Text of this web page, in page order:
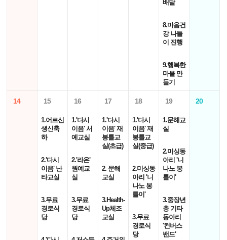
배달
8.마음건
강 나들
이 진행
9.행복한
마을 만
들기
14 15
1.어르신
생신축
하
2.'다시
이음' 난
타교실
3.무료
경로식
당
16
1.'다시
이음' 서
예교실
2.'라온'
원예교
실
3.무료
경로식
당
17
1.'다시
이음' 재
봉틀교
실(초급)
2. 문해
교실
3.Health-
Up체조
교실
18
1.'다시
이음' 재
봉틀교
실(중급)
2.미싱동
아리 '니
나노 봉
틀이'
3.무료
경로식
당
19
1.문해교
실
2.미싱동
아리 '니
나노 봉
틀이'
3.중장년
층 기타
동아리
'컨버스
밴드'
20